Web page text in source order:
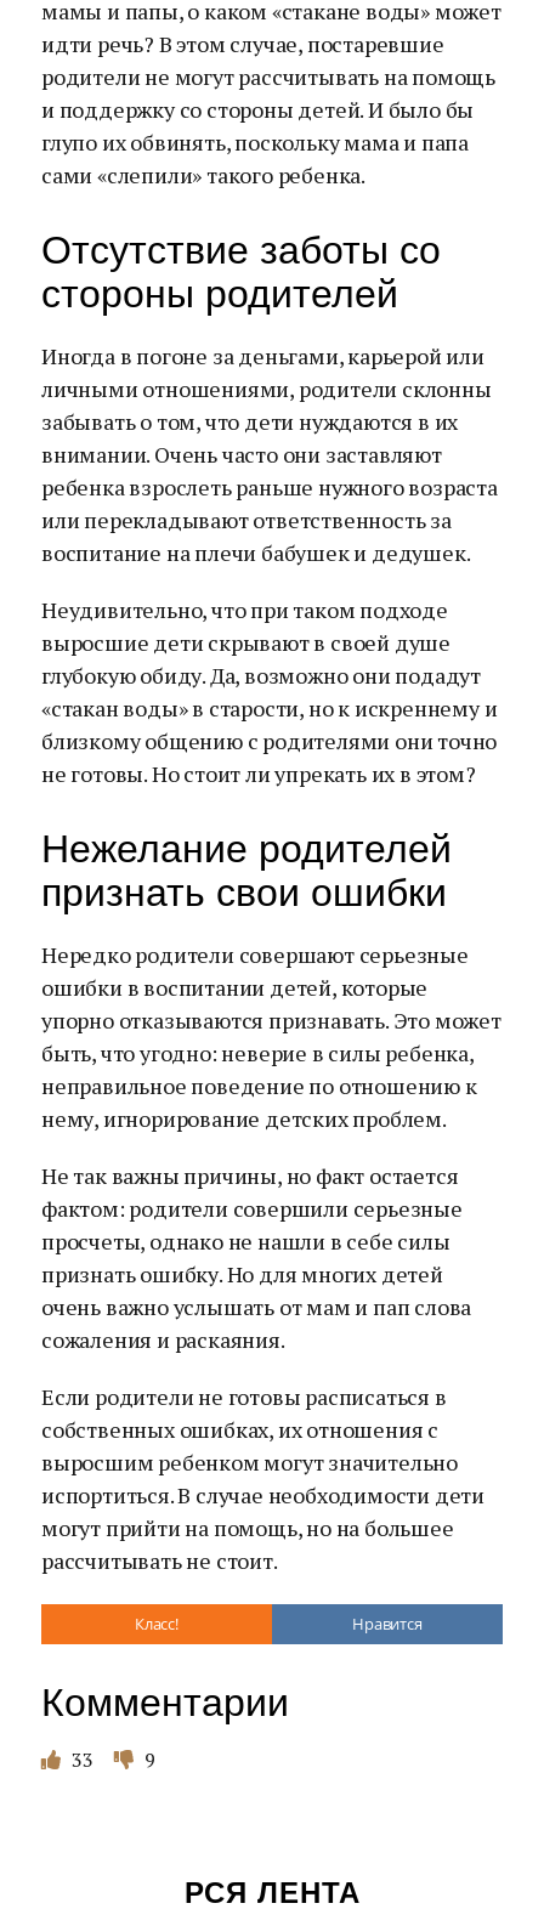
мамы и папы, о каком «стакане воды» может
идти речь? В этом случае, постаревшие
родители не могут рассчитывать на помощь
и поддержку со стороны детей. И было бы
глупо их обвинять, поскольку мама и папа
сами «слепили» такого ребенка.
Отсутствие заботы со
стороны родителей
Иногда в погоне за деньгами, карьерой или
личными отношениями, родители склонны
забывать о том, что дети нуждаются в их
внимании. Очень часто они заставляют
ребенка взрослеть раньше нужного возраста
или перекладывают ответственность за
воспитание на плечи бабушек и дедушек.
Неудивительно, что при таком подходе
выросшие дети скрывают в своей душе
глубокую обиду. Да, возможно они подадут
«стакан воды» в старости, но к искреннему и
близкому общению с родителями они точно
не готовы. Но стоит ли упрекать их в этом?
Нежелание родителей
признать свои ошибки
Нередко родители совершают серьезные
ошибки в воспитании детей, которые
упорно отказываются признавать. Это может
быть, что угодно: неверие в силы ребенка,
неправильное поведение по отношению к
нему, игнорирование детских проблем.
Не так важны причины, но факт остается
фактом: родители совершили серьезные
просчеты, однако не нашли в себе силы
признать ошибку. Но для многих детей
очень важно услышать от мам и пап слова
сожаления и раскаяния.
Если родители не готовы расписаться в
собственных ошибках, их отношения с
выросшим ребенком могут значительно
испортиться. В случае необходимости дети
могут прийти на помощь, но на большее
рассчитывать не стоит.
Класс! Нравится
Комментарии
33 9
РСЯ ЛЕНТА